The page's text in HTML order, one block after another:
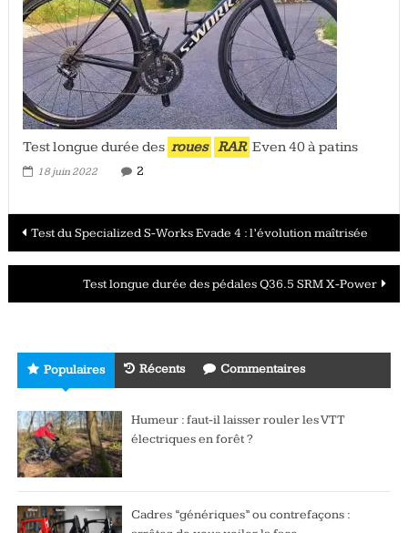
Test longue durée des roues RAR Even 40 à patins
18 juin 2022 2
Navigation
des
articles
Test du Specialized S-Works Evade 4 : l’évolution maîtrisée
Test longue durée des pédales Q36.5 SRM X-Power
Populaires Récents Commentaires
Humeur : faut-il laisser rouler les VTT
électriques en forêt ?
Cadres “génériques” ou contrefaçons :